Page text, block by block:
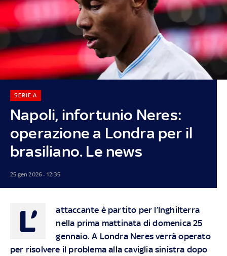
Napoli, infortunio Neres:
operazione a Londra per il
brasiliano. Le news
SERIE A
25 gen 2026 - 12:35
L’
attaccante è partito per l’Inghilterra
nella prima mattinata di domenica 25
gennaio. A Londra Neres verrà operato
per risolvere il problema alla caviglia sinistra dopo